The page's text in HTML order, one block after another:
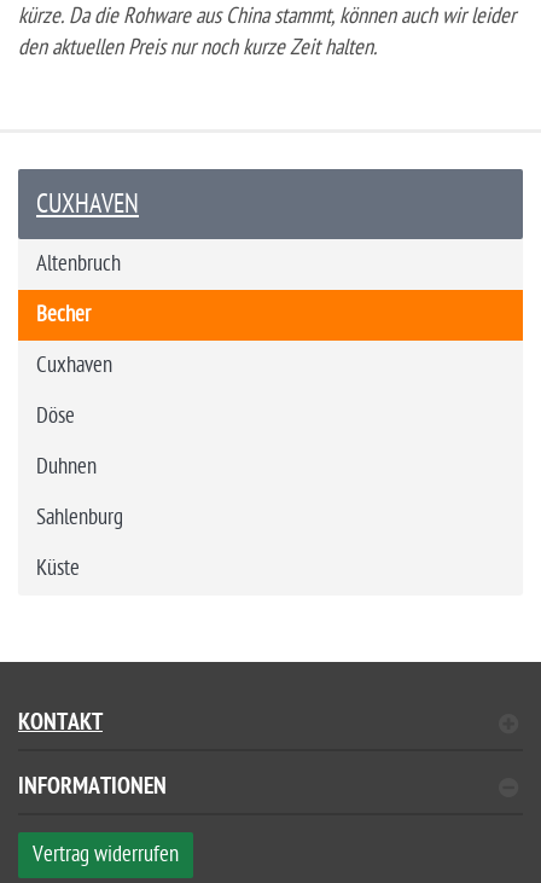
kürze. Da die Rohware aus China stammt, können auch wir leider
den aktuellen Preis nur noch kurze Zeit halten.
CUXHAVEN
Altenbruch
Becher
Cuxhaven
Döse
Duhnen
Sahlenburg
Küste
KONTAKT
INFORMATIONEN
Vertrag widerrufen